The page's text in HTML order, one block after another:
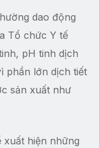
dao động
Tổ chức Y tế
pH tinh dịch
phần lớn dịch tiết
sản xuất như
xuất hiện những